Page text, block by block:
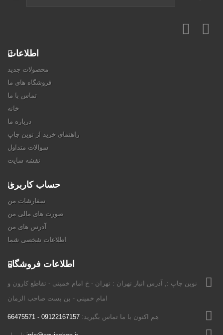
اطلاعات
محصولات جدید
فروشگاه های ما
تماس با ما
خانه
درباره ما
راهنمای خرید از نوین چاپ
سوالات متداول
نقشه سایت
حساب کاربری
سفارشات من
صورت های مالی من
آدرس های من
اطلاعات شخصی شما
اطلاعات فروشگاه
نوين چاپ :, آدرس انبار تهران : تهران - خ امام خمینی - تقاطع کارون و
امام خمینی - بن بست صاحب الزمان
هم اکنون با ما تماس بگیرید: 09122167157 - 66475571